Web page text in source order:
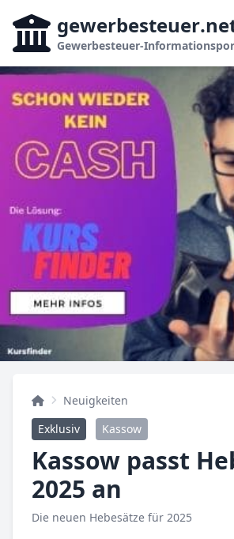
gewerbesteuer
Gewerbesteuer-
Neuigkeiten
Exklusiv
Kassow
Kassow passt
2025 an
Die neuen Hebesätze für 2025